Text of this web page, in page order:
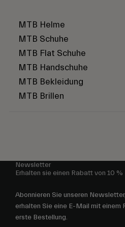
MTB Helme
MTB Schuhe
MTB Flat Schuhe
MTB Handschuhe
MTB Bekleidung
MTB Brillen
Newsletter
Erhalten sie einen Rabatt von 10 %
Abonnieren Sie unseren
erhalten Sie eine E-Mail mit einem
erste Bestellung.